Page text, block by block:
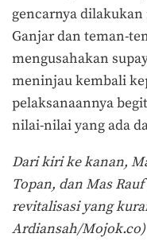
gencarnya
Ganjar dan teman-
mengusahakan
meninjau kembali
pelaksanaannya
nilai-nilai yang ada
Dari kiri ke kanan,
Topan, dan Mas
revitalisasi yang
Ardiansah/Mojok.co)